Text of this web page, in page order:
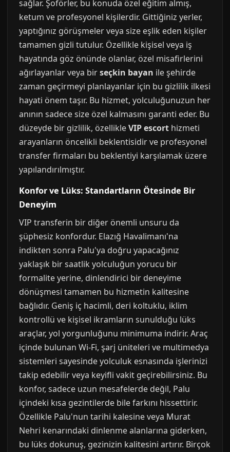
sağlar. Şoförler, bu konuda özel eğitim almış,
ketum ve profesyonel kişilerdir. Gittiğiniz yerler,
yaptığınız görüşmeler veya size eşlik eden kişiler
tamamen gizli tutulur. Özellikle kişisel veya iş
hayatında göz önünde olanlar, özel misafirlerini
ağırlayanlar veya birseçkin bayan ile şehirde
zaman geçirmeyi planlayanlar için bu gizlilik ilkesi
hayati önem taşır. Bu hizmet, yolculuğunuzun her
anının sadece size özel kalmasını garanti eder. Bu
düzeyde bir gizlilik, özellikleVIP escort hizmeti
arayanların öncelikli beklentisidir ve profesyonel
transfer firmaları bu beklentiyi karşılamak üzere
yapılandırılmıştır.
Konfor ve Lüks: Standartların Ötesinde Bir
Deneyim
VIP transferin bir diğer önemli unsuru da
şüphesiz konfordur. Elazığ Havalimanı'na
indikten sonra Palu'ya doğru yapacağınız
yaklaşık bir saatlik yolculuğun yorucu bir
formalite yerine, dinlendirici bir deneyime
dönüşmesi tamamen bu hizmetin kalitesine
bağlıdır. Geniş iç hacimli, deri koltuklu, iklim
kontrollü ve kişisel ikramların sunulduğu lüks
araçlar, yol yorgunluğunu minimuma indirir. Araç
içinde bulunan Wi-Fi, şarj üniteleri ve multimedya
sistemleri sayesinde yolculuk esnasında işlerinizi
takip edebilir veya keyifli vakit geçirebilirsiniz. Bu
konfor, sadece uzun mesafelerde değil, Palu
içindeki kısa gezintilerde bile farkını hissettirir.
Özellikle Palu'nun tarihi kalesine veya Murat
Nehri kenarındaki dinlenme alanlarına giderken,
bu lüks dokunuş, gezinizin kalitesini artırır. Birçok